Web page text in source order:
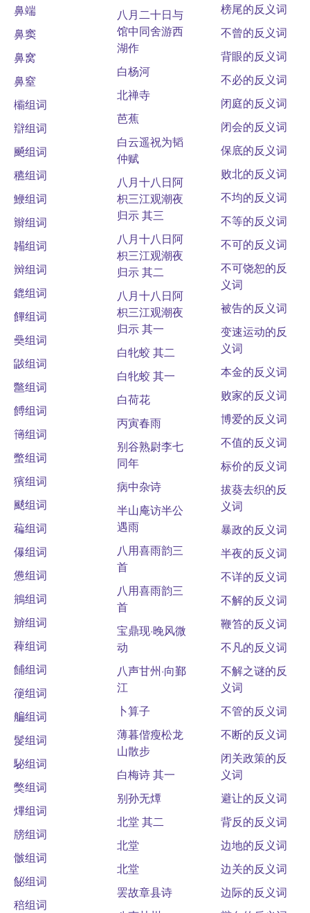
鼻端
鼻窦
鼻窝
鼻窒
欛组词
辯组词
飇组词
穮组词
鯾组词
辮组词
韛组词
辬组词
鎞组词
饆组词
奰组词
鼥组词
鄨组词
餺组词
簙组词
蟞组词
獱组词
颷组词
藊组词
儤组词
憊组词
鴘组词
辧组词
薭组词
餔组词
箯组词
艑组词
髲组词
駜组词
獘组词
熚组词
牓组词
骳组词
飶组词
稖组词
八月二十日与
馆中同舍游西
湖作
白杨河
北禅寺
芭蕉
白云遥祝为韬
仲赋
八月十八日阿
枳三江观潮夜
归示 其三
八月十八日阿
枳三江观潮夜
归示 其二
八月十八日阿
枳三江观潮夜
归示 其一
白牝蛟 其二
白牝蛟 其一
白荷花
丙寅春雨
别谷熟尉李七
同年
病中杂诗
半山庵访半公
遇雨
八用喜雨韵三
首
八用喜雨韵三
首
宝鼎现·晚风微
动
八声甘州·向鄞
江
卜算子
薄暮偕瘦松龙
山散步
白梅诗 其一
别孙无燂
北堂 其二
北堂
北堂
罢故章县诗
榜尾的反义词
不曾的反义词
背眼的反义词
不必的反义词
闭庭的反义词
闭会的反义词
保底的反义词
败北的反义词
不均的反义词
不等的反义词
不可的反义词
不可饶恕的反
义词
被告的反义词
变速运动的反
义词
本金的反义词
败家的反义词
博爱的反义词
不值的反义词
标价的反义词
拔葵去织的反
义词
暴政的反义词
半夜的反义词
不详的反义词
不解的反义词
鞭笞的反义词
不凡的反义词
不解之谜的反
义词
不管的反义词
不断的反义词
闭关政策的反
义词
避让的反义词
背反的反义词
边地的反义词
边关的反义词
边际的反义词